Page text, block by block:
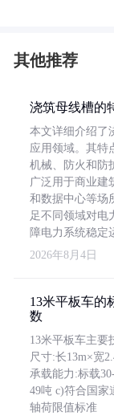
其他推荐
浇筑母线槽的
本文详细介绍了
应用领域。其特
机械、防火和防
广泛用于商业建
和数据中心等场
足不同领域对电
障电力系统稳定
2026年8月4日
13米平板车的
数
13米平板车主要
尺寸:长13m×宽
承载能力:标载
49吨 c)符合国家
轴荷限值标准